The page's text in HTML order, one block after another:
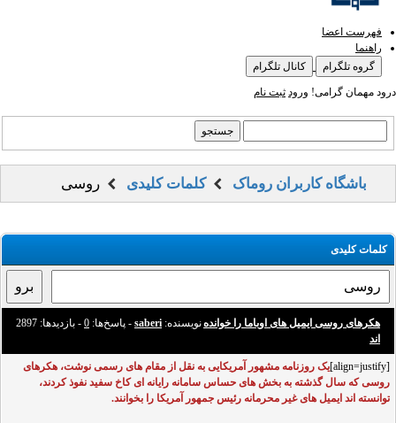
فهرست اعضا
راهنما
گروه تلگرام
کانال تلگرام
درود مهمان گرامی! ورود ثبت نام
باشگاه کاربران روماک کلمات کلیدی روسی
کلمات کلیدی
نویسنده: saberi - پاسخ‌ها: 0 - بازدید‌ها: 2897
هکرهای روسی ایمیل های اوباما را خوانده
اند
[align=justify]
یک روزنامه مشهور آمریکایی به نقل از مقام های رسمی نوشت، هکرهای
روسی که سال گذشته به بخش های حساس سامانه رایانه ای کاخ سفید نفوذ کردند،
توانسته اند ایمیل های غیر محرمانه رئیس جمهور آمریکا را بخوانند.